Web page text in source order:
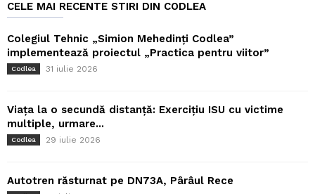
CELE MAI RECENTE STIRI DIN CODLEA
Colegiul Tehnic „Simion Mehedinți Codlea”
implementează proiectul „Practica pentru viitor”
Codlea 31 iulie 2026
Viața la o secundă distanță: Exercițiu ISU cu victime
multiple, urmare...
Codlea 29 iulie 2026
Autotren răsturnat pe DN73A, Pârâul Rece